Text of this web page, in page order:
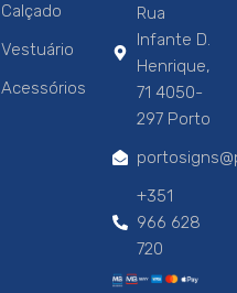
Calçado
Vestuário
Acessórios
Rua
Infante D.
Henrique,
71 4050-
297 Porto
+351
966 628
720